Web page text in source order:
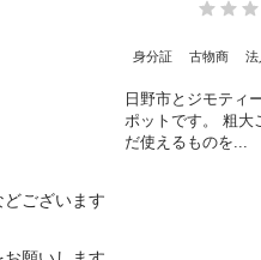
どございます
身分証 古物商 法
日野市とジモティ
ポットです。 粗⼤
だ使えるものを...